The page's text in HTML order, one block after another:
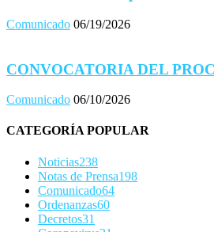
Comunicado 06/19/2026
CONVOCATORIA DEL
Comunicado 06/10/2026
CATEGORÍA POPULAR
Noticias238
Notas de Prensa198
Comunicado64
Ordenanzas60
Decretos31